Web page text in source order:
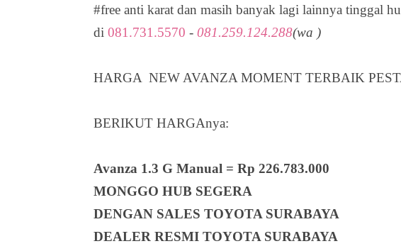
#free anti karat dan masih banyak lagi lainnya tinggal
di 081.731.5570 - 081.259.124.288(wa )
HARGA NEW AVANZA MOMENT TERBAIK
BERIKUT HARGAnya:
Avanza 1.3 G Manual = Rp 226.783.000
MONGGO HUB SEGERA
DENGAN SALES TOYOTA SURABAYA
DEALER RESMI TOYOTA SURABAYA